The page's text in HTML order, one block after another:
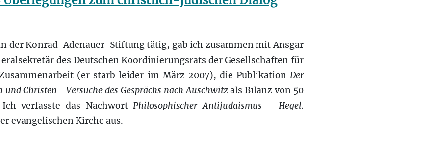
der Konrad-Adenauer-Stiftung tätig, gab ich zusammen mit Ansgar
des Deutschen Koordinierungsrats der Gesellschaften für
(er starb leider im März 2007), die Publikation Der
und Christen ‒ Versuche des Gesprächs nach Auschwitzals Bilanz von 50
Ich verfasste das NachwortPhilosophischer Antijudaismus – Hegel.
evangelischen Kirche aus.